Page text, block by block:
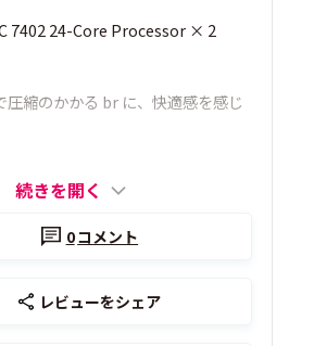
7402 24-Core Processor × 2
圧縮のかかる br に、快適感を感じ
続きを開く
0コメント
レビューをシェア